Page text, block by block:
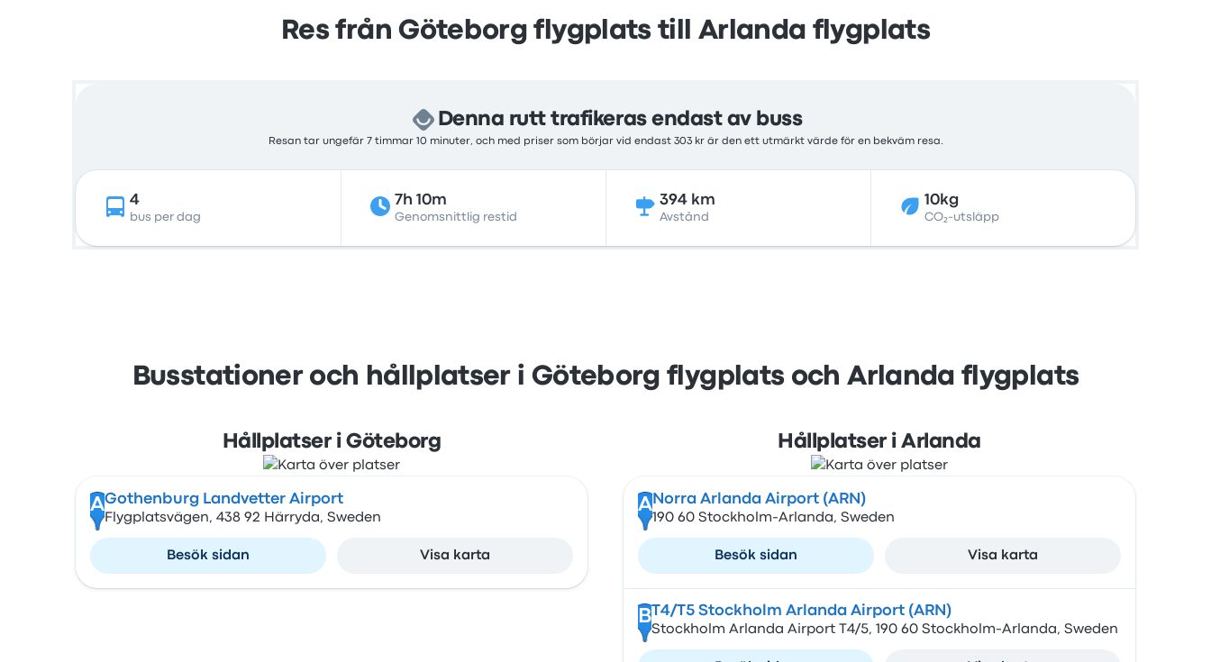
Res från Göteborg flygplats till Arlanda flygplats
Denna rutt trafikeras endast av buss
Resan tar ungefär 7 timmar 10 minuter, och med priser som börjar vid endast 303 kr är den ett utmärkt värde för en bekväm resa.
4
bus per dag
7h 10m
Genomsnittlig restid
394 km
Avstånd
10kg
CO₂-utsläpp
Busstationer och hållplatser i Göteborg flygplats och Arlanda flygplats
Hållplatser i Göteborg
AGothenburg Landvetter Airport
Flygplatsvägen, 438 92 Härryda, Sweden
Besök sidan Visa karta
Hållplatser i Arlanda
A Norra Arlanda Airport (ARN)
190 60 Stockholm-Arlanda, Sweden
Besök sidan Visa karta
B T4/T5 Stockholm Arlanda Airport (ARN)
Stockholm Arlanda Airport T4/5, 190 60 Stockholm-Arlanda, Sweden